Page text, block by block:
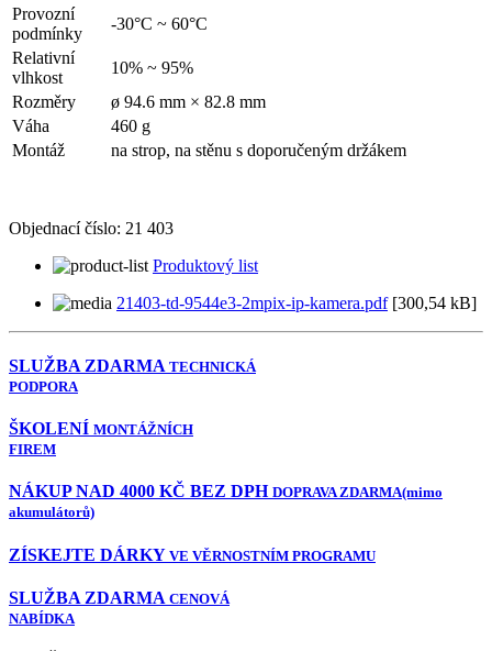
Provozní
podmínky
-30°C ~ 60°C
Relativní
vlhkost
10% ~ 95%
Rozměry
ø 94.6 mm × 82.8 mm
Váha
460 g
Montáž
na strop, na stěnu s doporučeným držákem
Objednací číslo: 21 403
Produktový list
21403-td-9544e3-2mpix-ip-kamera.pdf[300,54 kB]
SLUŽBA ZDARMA TECHNICKÁ
PODPORA
ŠKOLENÍ MONTÁŽNÍCH
FIREM
NÁKUP NAD 4000 KČ BEZ DPH DOPRAVA ZDARMA(mimo
akumulátorů)
ZÍSKEJTE DÁRKY VE VĚRNOSTNÍM PROGRAMU
SLUŽBA ZDARMA CENOVÁ
NABÍDKA